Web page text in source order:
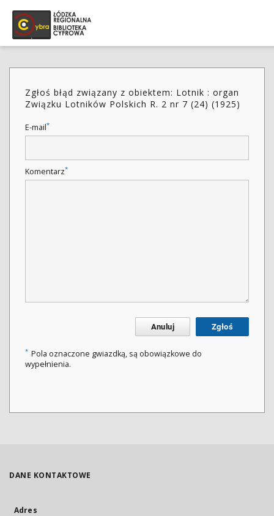
Zgłoś błąd związany z obiektem: Lotnik : organ
Związku Lotników Polskich R. 2 nr 7 (24) (1925)
E-mail*
Komentarz*
Anuluj Zgłoś
* Pola oznaczone gwiazdką, są obowiązkowe do
wypełnienia.
DANE KONTAKTOWE
Adres